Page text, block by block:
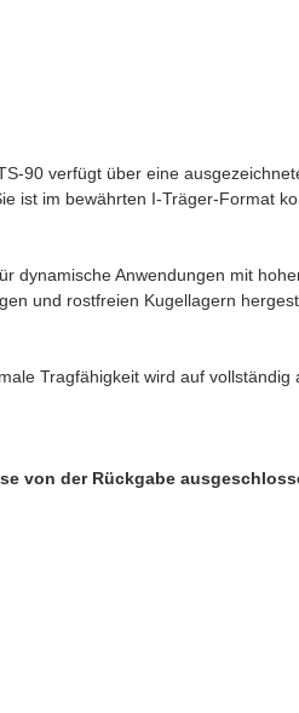
90 verfügt über eine
ist im bewährten I-Träger-Format
Anwendungen mit
und rostfreien Kugellagern
Tragfähigkeit wird auf
von der Rückgabe